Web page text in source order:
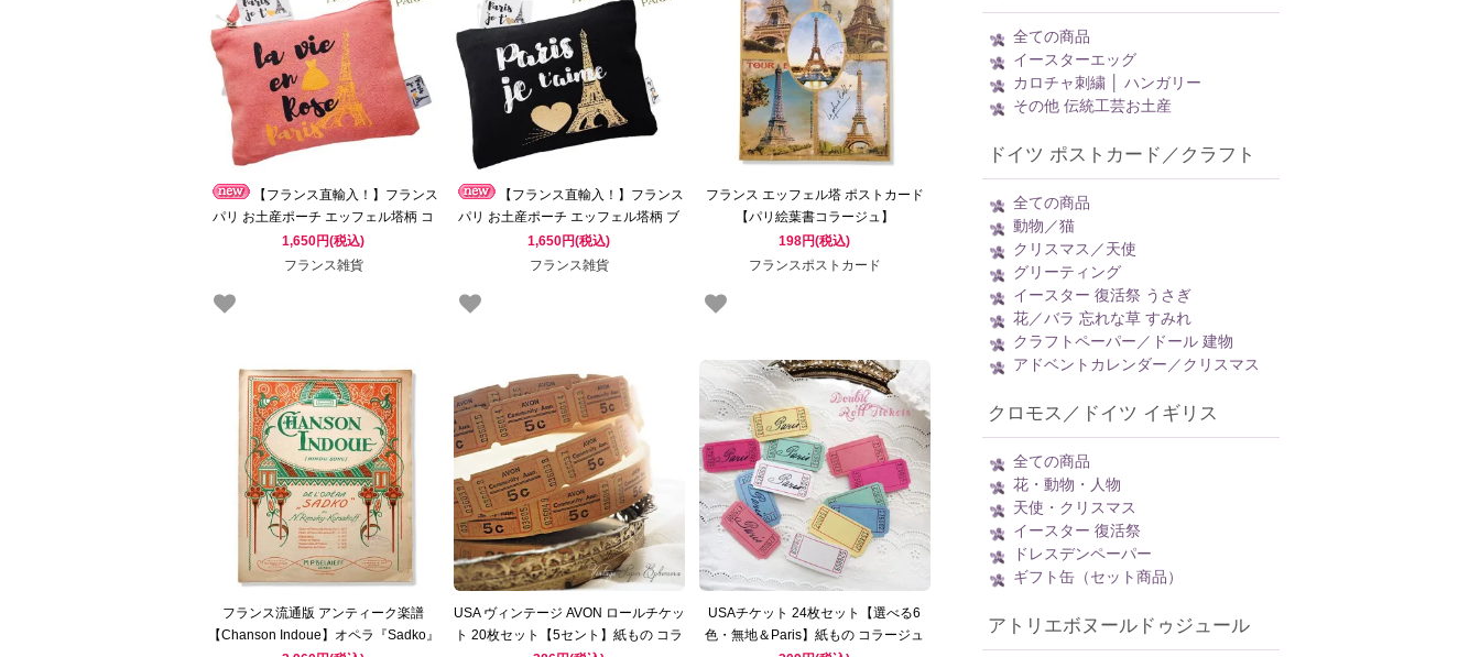
【フランス直輸入！】フランス
パリ お土産ポーチ エッフェル塔柄 コ
ーラルピンク（PLa vie en rose）
1,650円(税込)
フランス雑貨
【フランス直輸入！】フランス
パリ お土産ポーチ エッフェル塔柄 ブ
ラック（Paris je t'aime）
1,650円(税込)
フランス雑貨
フランス エッフェル塔 ポストカード
【パリ絵葉書コラージュ】
198円(税込)
フランスポストカード
フランス流通版 アンティーク楽譜
【Chanson Indoue】オペラ『Sadko』
USA ヴィンテージ AVON ロールチケッ
ト 20枚セット【5セント】紙もの コラ
USAチケット 24枚セット【選べる6
色・無地＆Paris】紙もの コラージュ
全ての商品
イースターエッグ
カロチャ刺繍 │ ハンガリー
その他 伝統工芸お土産
ドイツ ポストカード／クラフト
全ての商品
動物／猫
クリスマス／天使
グリーティング
イースター 復活祭 うさぎ
花／バラ 忘れな草 すみれ
クラフトペーパー／ドール 建物
アドベントカレンダー／クリスマス
クロモス／ドイツ イギリス
全ての商品
花・動物・人物
天使・クリスマス
イースター 復活祭
ドレスデンペーパー
ギフト缶（セット商品）
アトリエボヌールドゥジュール